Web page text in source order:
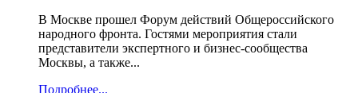
В Москве прошел Форум действий Общероссийского
народного фронта. Гостями мероприятия стали
представители экспертного и бизнес-сообщества
Москвы, а также...
Подробнее...